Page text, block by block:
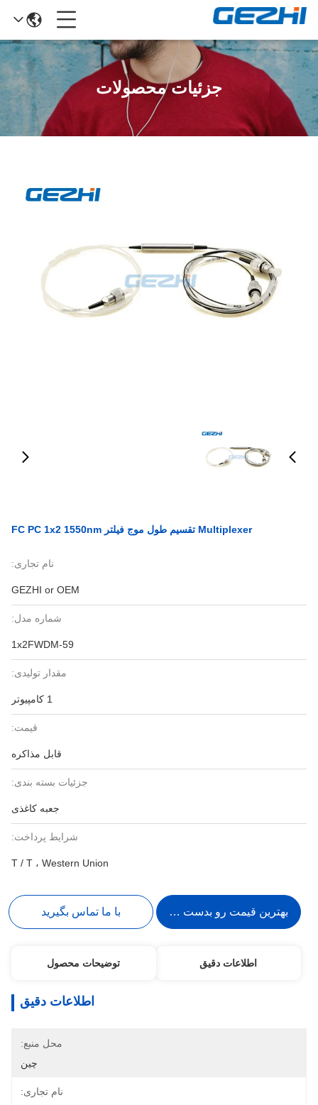
جزئیات محصولات
Multiplexer تقسیم طول موج فیلتر FC PC 1x2 1550nm
نام تجاری:
GEZHI or OEM
شماره مدل:
1x2FWDM-59
مقدار تولیدی:
1 کامپیوتر
قیمت:
قابل مذاکره
جزئیات بسته بندی:
جعبه کاغذی
شرایط پرداخت:
T / T ، Western Union
بهترین قیمت رو بدست بیار با ما تماس بگیرید
اطلاعات دقیق توضیحات محصول
اطلاعات دقیق
محل منبع:
چین
نام تجاری: